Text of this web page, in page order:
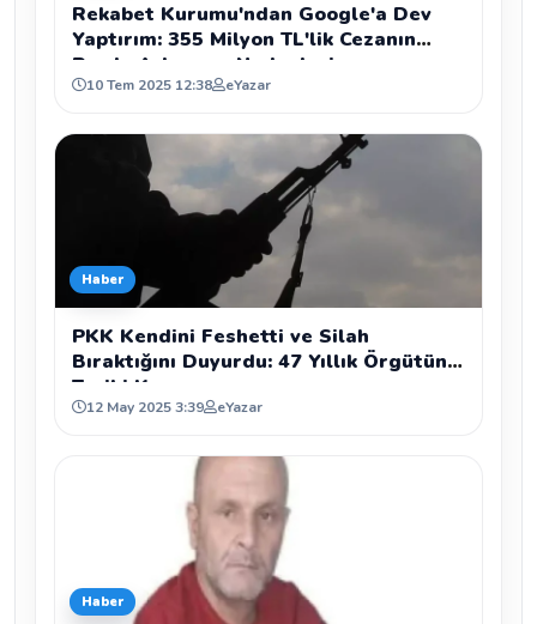
Rekabet Kurumu'ndan Google'a Dev
Yaptırım: 355 Milyon TL'lik Cezanın
Perde Arkası ve Nedenleri
10 Tem 2025 12:38 eYazar
Haber
PKK Kendini Feshetti ve Silah
Bıraktığını Duyurdu: 47 Yıllık Örgütün
Tarihi Kararı
12 May 2025 3:39 eYazar
Haber